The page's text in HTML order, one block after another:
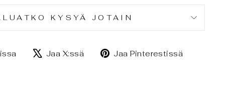
KYSYÄ JOTAIN
Jaa
Jaa X:ssä
Jaa
Jaa Pinterestissä